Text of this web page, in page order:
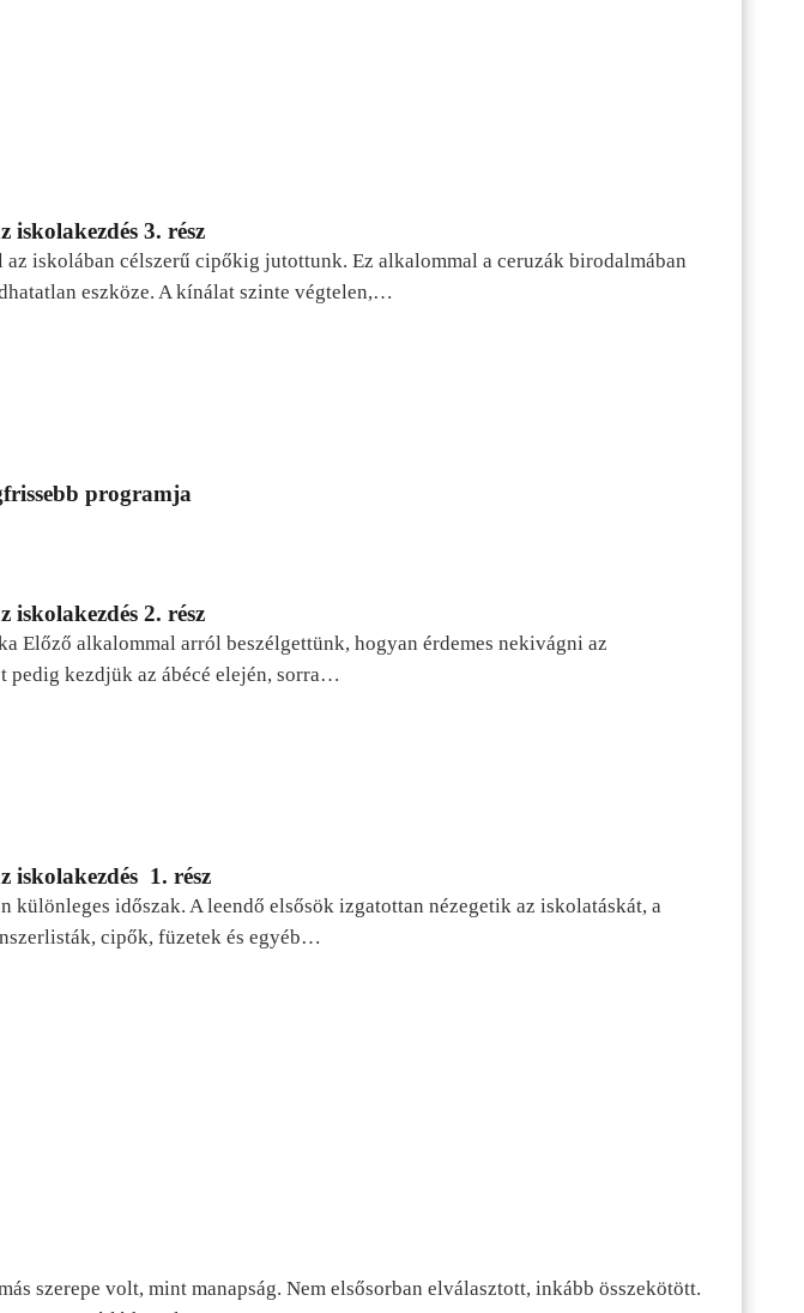
iskolakezdés 3. rész
iskolában célszerű cipőkig jutottunk. Ez alkalommal a ceruzák birodalmában
eszköze. A kínálat szinte végtelen,…
programja
iskolakezdés 2. rész
Előző alkalommal arról beszélgettünk, hogyan érdemes nekivágni az
pedig kezdjük az ábécé elején, sorra…
iskolakezdés 1. rész
különleges időszak. A leendő elsősök izgatottan nézegetik az iskolatáskát, a
cipők, füzetek és egyéb…
szerepe volt, mint manapság. Nem elsősorban elválasztott, inkább összekötött.